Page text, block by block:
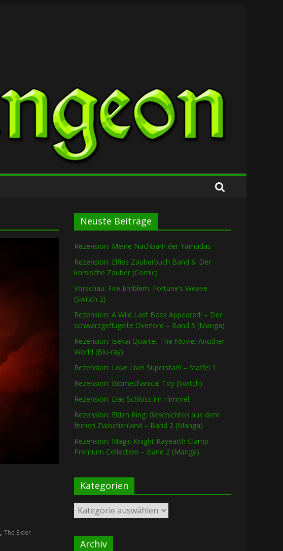
, The Elder
Neuste Beiträge
Rezension: Meine Nachbarn der Yamadas
Rezension: Elfies Zauberbuch Band 6: Der
korsische Zauber (Comic)
Vorschau: Fire Emblem: Fortune’s Weave
(Switch 2)
Rezension: A Wild Last Boss Appeared! – Der
schwarzgeflügelte Overlord – Band 5 (Manga)
Rezension: Isekai Quartet The Movie: Another
World (Blu-ray)
Rezension: Love Live! Superstar!! – Staffel 1
Rezension: Biomechanical Toy (Switch)
Rezension: Das Schloss im Himmel
Rezension: Elden Ring: Geschichten aus dem
fernen Zwischenland – Band 2 (Manga)
Rezension: Magic Knight Rayearth Clamp
Premium Collection – Band 2 (Manga)
Kategorien
Kategorien
Archiv